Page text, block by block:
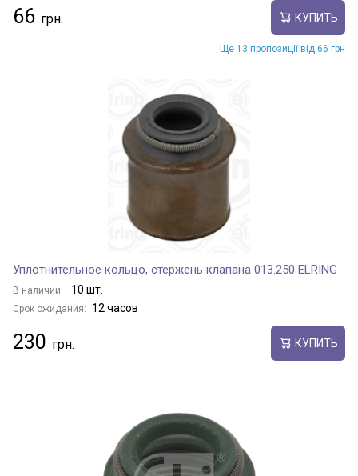
66 КУПИТЬ
Ще 13 пропозиції від 66 грн
Уплотнительное кольцо, стержень клапана 013.250 ELRING
В наличии: 10 шт.
Срок ожидания: 12 часов
230 КУПИТЬ